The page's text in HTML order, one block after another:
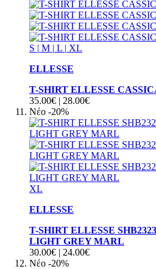
S | M | L | XL
ELLESSE
T-SHIRT ELLESSE
35.00€ | 28.00€
Νέο -20%
XL
ELLESSE
T-SHIRT ELLESSE
LIGHT GREY MARL
30.00€ | 24.00€
Νέο -20%